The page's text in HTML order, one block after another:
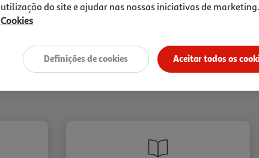
Vamos tentar de
utilização do site e ajudar nas nossas iniciativas de marketing.
Cookies
Aceitar todos os
Definições de cookies